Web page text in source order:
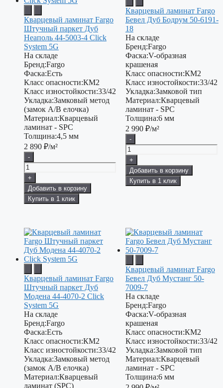
Кварцевый ламинат Fargo
Штучный паркет Дуб
Неаполь 44-5003-4 Click
System 5G
На складе
Бренд:Fargo
Фаска:Есть
Класс опасности:КМ2
Класс изностойкости:33/42
Укладка:Замковый метод
(замок А/В елочка)
Материал:Кварцевый
ламинат - SPC
Толщина:4,5 мм
2 890 ₽/м²
-
+
Добавить в корзину
Купить в 1 клик
Кварцевый ламинат Fargo
Бевел Дуб Бодрум 50-6191-
18
На складе
Бренд:Fargo
Фаска:V-образная
крашеная
Класс опасности:КМ2
Класс изностойкости:33/42
Укладка:Замковой тип
Материал:Кварцевый
ламинат - SPC
Толщина:6 мм
2 990 ₽/м²
-
+
Добавить в корзину
Купить в 1 клик
Кварцевый ламинат Fargo
Штучный паркет Дуб
Модена 44-4070-2 Click
System 5G
На складе
Бренд:Fargo
Фаска:Есть
Класс опасности:КМ2
Класс изностойкости:33/42
Укладка:Замковый метод
(замок A/B елочка)
Материал:Кварцевый
ламинат (SPC)
Кварцевый ламинат Fargo
Бевел Дуб Мустанг 50-
7009-7
На складе
Бренд:Fargo
Фаска:V-образная
крашеная
Класс опасности:КМ2
Класс изностойкости:33/42
Укладка:Замковой тип
Материал:Кварцевый
ламинат - SPC
Толщина:6 мм